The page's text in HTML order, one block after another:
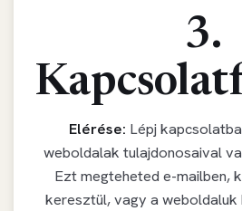
3.
Elérése: Lépj
weboldalak tulajdonosaival
Ezt megteheted e-mailben,
keresztül, vagy a